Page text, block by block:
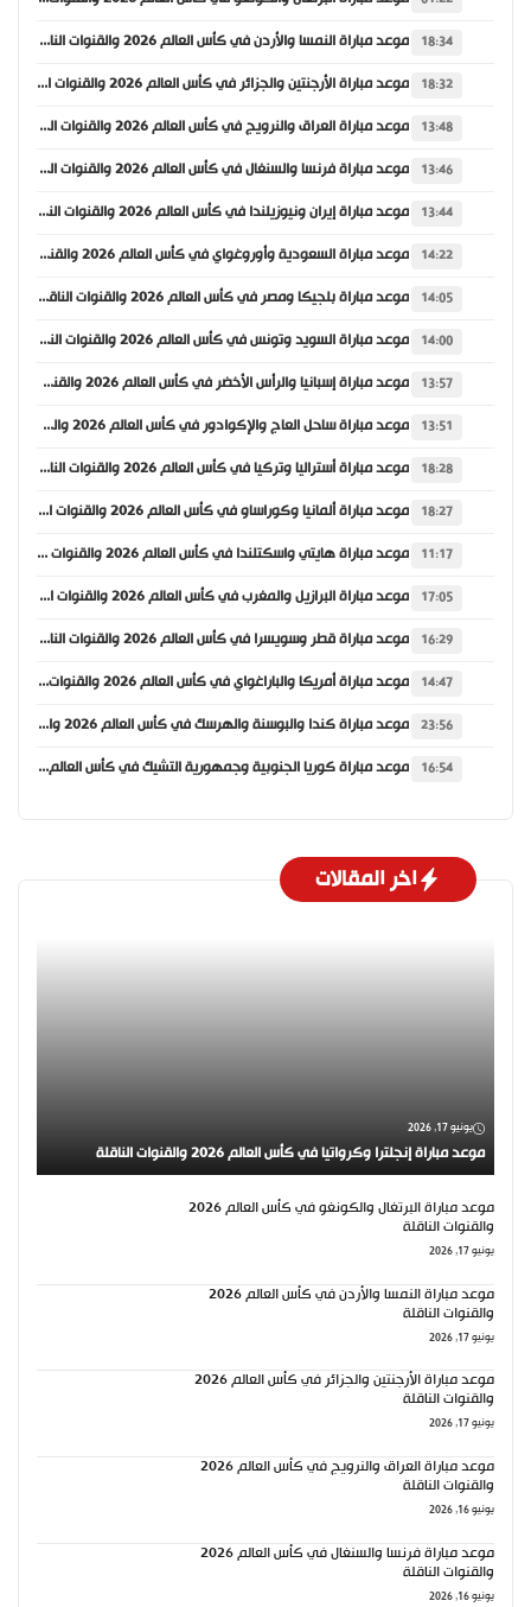
18:34 موعد مباراة النمسا والأردن في كأس العالم 2026 والقنوات الناقلة
18:32 موعد مباراة الأرجنتين والجزائر في كأس العالم 2026 والقنوات الناقلة
13:48 موعد مباراة العراق والنرويج في كأس العالم 2026 والقنوات الناقلة
13:46 موعد مباراة فرنسا والسنغال في كأس العالم 2026 والقنوات الناقلة
13:44 موعد مباراة إيران ونيوزيلندا في كأس العالم 2026 والقنوات الناقلة
14:22 موعد مباراة السعودية وأوروغواي في كأس العالم 2026 والقنوات الناقلة
14:05 موعد مباراة بلجيكا ومصر في كأس العالم 2026 والقنوات الناقلة
14:00 موعد مباراة السويد وتونس في كأس العالم 2026 والقنوات الناقلة
13:57 موعد مباراة إسبانيا والرأس الأخضر في كأس العالم 2026 والقنوات الناقلة
13:51 موعد مباراة ساحل العاج والإكوادور في كأس العالم 2026 والقنوات الناقلة
18:28 موعد مباراة أستراليا وتركيا في كأس العالم 2026 والقنوات الناقلة
18:27 موعد مباراة ألمانيا وكوراساو في كأس العالم 2026 والقنوات الناقلة
11:17 موعد مباراة هايتي واسكتلندا في كأس العالم 2026 والقنوات الناقلة
17:05 موعد مباراة البرازيل والمغرب في كأس العالم 2026 والقنوات الناقلة
16:29 موعد مباراة قطر وسويسرا في كأس العالم 2026 والقنوات الناقلة
14:47 موعد مباراة أمريكا والباراغواي في كأس العالم 2026 والقنوات الناقلة
23:56 موعد مباراة كندا والبوسنة والهرسك في كأس العالم 2026 والقنوات الناقلة
16:54 موعد مباراة كوريا الجنوبية وجمهورية التشيك في كأس العالم 2026 والقنوات الناقلة
اخر المقالات
يونيو 17, 2026
موعد مباراة إنجلترا وكرواتيا في كأس العالم 2026 والقنوات الناقلة
موعد مباراة البرتغال والكونغو في كأس العالم 2026
والقنوات الناقلة
يونيو 17, 2026
موعد مباراة النمسا والأردن في كأس العالم 2026
والقنوات الناقلة
يونيو 17, 2026
موعد مباراة الأرجنتين والجزائر في كأس العالم 2026
والقنوات الناقلة
يونيو 17, 2026
موعد مباراة العراق والنرويج في كأس العالم 2026
والقنوات الناقلة
يونيو 16, 2026
موعد مباراة فرنسا والسنغال في كأس العالم 2026
والقنوات الناقلة
يونيو 16, 2026